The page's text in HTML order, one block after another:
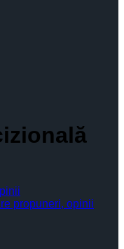
propuneri, opinii